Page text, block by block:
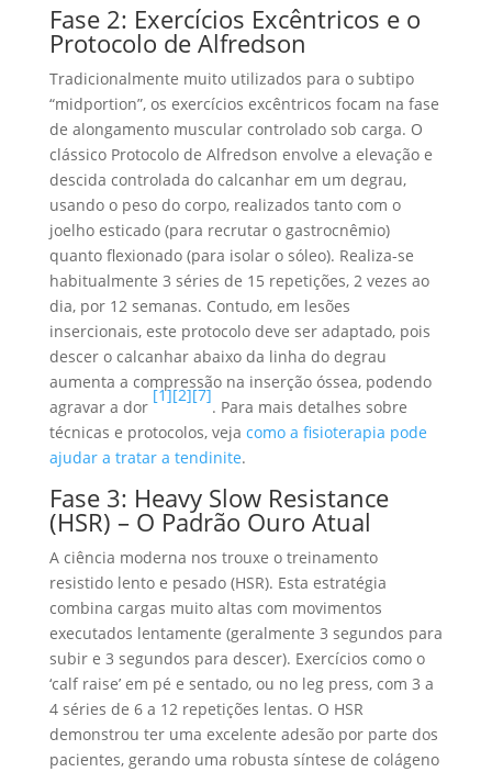
Fase 2: Exercícios Excêntricos e o
Protocolo de Alfredson
Tradicionalmente muito utilizados para o subtipo
“midportion”, os exercícios excêntricos focam na fase
de alongamento muscular controlado sob carga. O
clássico Protocolo de Alfredson envolve a elevação e
descida controlada do calcanhar em um degrau,
usando o peso do corpo, realizados tanto com o
joelho esticado (para recrutar o gastrocnêmio)
quanto flexionado (para isolar o sóleo). Realiza-se
habitualmente 3 séries de 15 repetições, 2 vezes ao
dia, por 12 semanas. Contudo, em lesões
insercionais, este protocolo deve ser adaptado, pois
descer o calcanhar abaixo da linha do degrau
aumenta a compressão na inserção óssea, podendo
agravar a dor
[1][2][7]
. Para mais detalhes sobre
técnicas e protocolos, veja como a fisioterapia pode
ajudar a tratar a tendinite.
Fase 3: Heavy Slow Resistance
(HSR) – O Padrão Ouro Atual
A ciência moderna nos trouxe o treinamento
resistido lento e pesado (HSR). Esta estratégia
combina cargas muito altas com movimentos
executados lentamente (geralmente 3 segundos para
subir e 3 segundos para descer). Exercícios como o
‘calf raise’ em pé e sentado, ou no leg press, com 3 a
4 séries de 6 a 12 repetições lentas. O HSR
demonstrou ter uma excelente adesão por parte dos
pacientes, gerando uma robusta síntese de colágeno